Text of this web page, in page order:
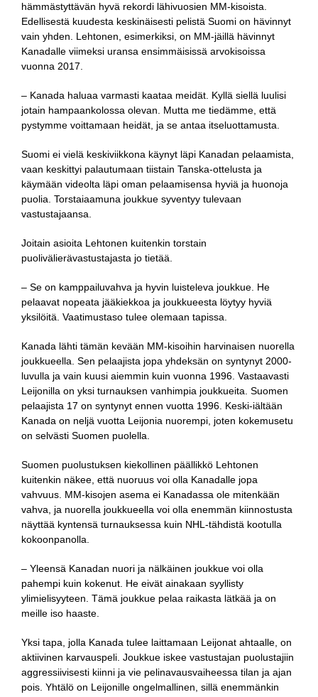
hämmästyttävän hyvä rekordi lähivuosien MM-kisoista.
Edellisestä kuudesta keskinäisesti pelistä Suomi on hävinnyt
vain yhden. Lehtonen, esimerkiksi, on MM-jäillä hävinnyt
Kanadalle viimeksi uransa ensimmäisissä arvokisoissa
vuonna 2017.
– Kanada haluaa varmasti kaataa meidät. Kyllä siellä luulisi
jotain hampaankolossa olevan. Mutta me tiedämme, että
pystymme voittamaan heidät, ja se antaa itseluottamusta.
Suomi ei vielä keskiviikkona käynyt läpi Kanadan pelaamista,
vaan keskittyi palautumaan tiistain Tanska-ottelusta ja
käymään videolta läpi oman pelaamisensa hyviä ja huonoja
puolia. Torstaiaamuna joukkue syventyy tulevaan
vastustajaansa.
Joitain asioita Lehtonen kuitenkin torstain
puolivälierävastustajasta jo tietää.
– Se on kamppailuvahva ja hyvin luisteleva joukkue. He
pelaavat nopeata jääkiekkoa ja joukkueesta löytyy hyviä
yksilöitä. Vaatimustaso tulee olemaan tapissa.
Kanada lähti tämän kevään MM-kisoihin harvinaisen nuorella
joukkueella. Sen pelaajista jopa yhdeksän on syntynyt 2000-
luvulla ja vain kuusi aiemmin kuin vuonna 1996. Vastaavasti
Leijonilla on yksi turnauksen vanhimpia joukkueita. Suomen
pelaajista 17 on syntynyt ennen vuotta 1996. Keski-iältään
Kanada on neljä vuotta Leijonia nuorempi, joten kokemusetu
on selvästi Suomen puolella.
Suomen puolustuksen kiekollinen päällikkö Lehtonen
kuitenkin näkee, että nuoruus voi olla Kanadalle jopa
vahvuus. MM-kisojen asema ei Kanadassa ole mitenkään
vahva, ja nuorella joukkueella voi olla enemmän kiinnostusta
näyttää kyntensä turnauksessa kuin NHL-tähdistä kootulla
kokoonpanolla.
– Yleensä Kanadan nuori ja nälkäinen joukkue voi olla
pahempi kuin kokenut. He eivät ainakaan syyllisty
ylimielisyyteen. Tämä joukkue pelaa raikasta lätkää ja on
meille iso haaste.
Yksi tapa, jolla Kanada tulee laittamaan Leijonat ahtaalle, on
aktiivinen karvauspeli. Joukkue iskee vastustajan puolustajiin
aggressiivisesti kiinni ja vie pelinavausvaiheessa tilan ja ajan
pois. Yhtälö on Leijonille ongelmallinen, sillä enemmänkin